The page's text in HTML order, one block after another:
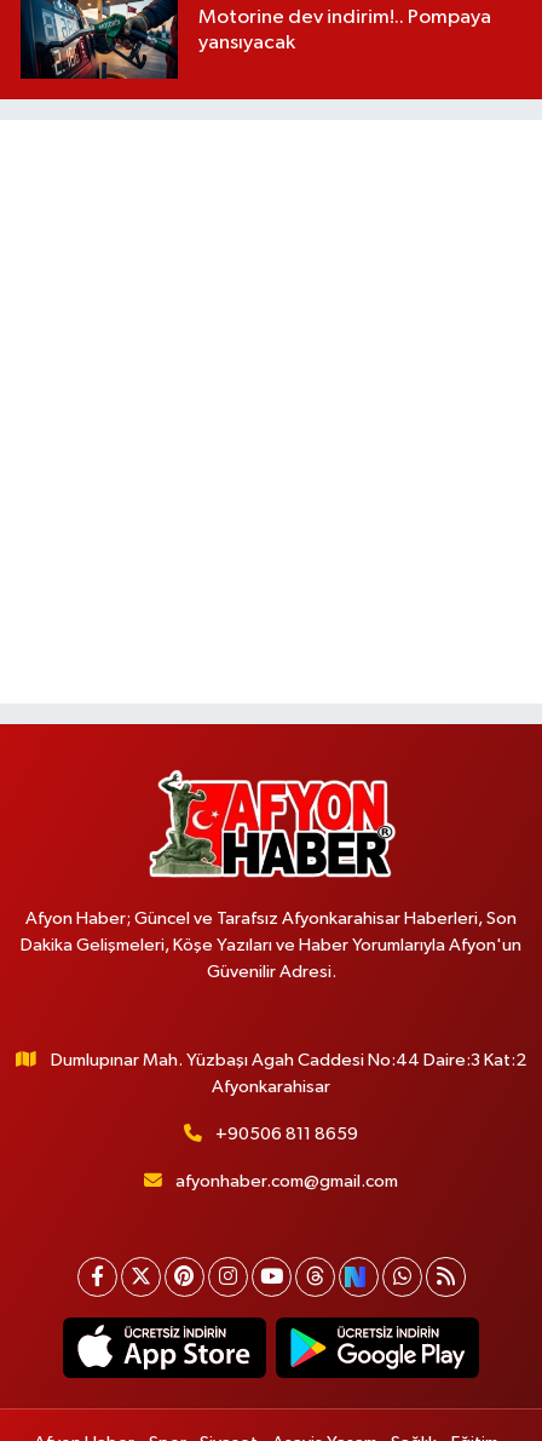
Motorine dev indirim!.. Pompaya
yansıyacak
Afyon Haber; Güncel ve Tarafsız Afyonkarahisar Haberleri, Son
Dakika Gelişmeleri, Köşe Yazıları ve Haber Yorumlarıyla Afyon'un
Güvenilir Adresi.
Dumlupınar Mah. Yüzbaşı Agah Caddesi No:44 Daire:3 Kat:2
Afyonkarahisar
+90506 811 8659
afyonhaber.com@gmail.com